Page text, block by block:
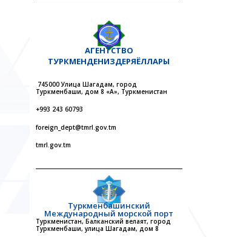
АГЕНТСТВО
ТУРКМЕНДЕНИЗДЕРЯЁЛЛАРЫ
745000 Улица Шагадам, город
Туркменбаши, дом 8 «А», Туркменистан
+993 243 60793
foreign_dept@tmrl.gov.tm
tmrl.gov.tm
Туркменбашинский
Международный морской порт
Туркменистан, Балканский велаят, город
Туркменбаши, улица Шагадам, дом 8